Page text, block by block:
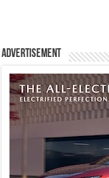
Advertisement